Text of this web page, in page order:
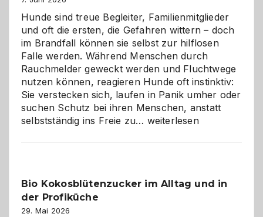
Hunde sind treue Begleiter, Familienmitglieder
und oft die ersten, die Gefahren wittern – doch
im Brandfall können sie selbst zur hilflosen
Falle werden. Während Menschen durch
Rauchmelder geweckt werden und Fluchtwege
nutzen können, reagieren Hunde oft instinktiv:
Sie verstecken sich, laufen in Panik umher oder
suchen Schutz bei ihren Menschen, anstatt
selbstständig ins Freie zu… Wenn
Gefahr
weiterlesen
Bio Kokosblütenzucker im Alltag und in
der Profiküche
29. Mai 2026